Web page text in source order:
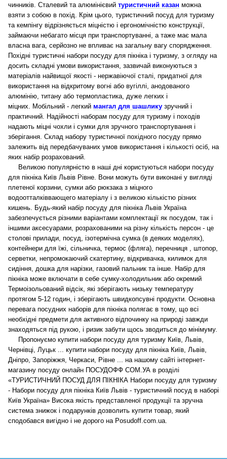
чинників. Сталевий та алюмінієвий туристичний казан можна
взяти з собою в похід. Крім цього, туристичний посуд для туризму
та кемпінгу відрізняється міцністю і ергономічністю конструкції,
займаючи небагато місця при транспортуванні, а таже має мала
власна вага, серйозно не впливає на загальну вагу спорядження.
Похідні туристичні набори посуду для пікніка і туризму, з огляду на
досить складні умови використання, зазвичай виконуються з
матеріалів найвищої якості - нержавіючої сталі, придатної для
використання на відкритому вогні або вугіллі, анодованого
алюмінію, титану або термопластика, дуже легких і
міцних. Мобільний - легкий мангал для шашлику зручний і
практичний. Надійності наборам посуду для туризму і походів
надають міцні чохли і сумки для зручного транспортування і
зберігання. Склад набору туристичної похідного посуду прямо
залежить від передбачуваних умов використання і кількості осіб, на
яких набір розрахований.
Великою популярністю в наші дні користуються набори посуду
для пікніка Київ Львів Рівне. Вони можуть бути виконані у вигляді
плетеної корзини, сумки або рюкзака з міцного
водоотталківвающего матеріалу і з великою кількістю різних
кишень. Будь-який набір посуду для пікніка Львів Україна
забезпечується різними варіантами комплектації як посудом, так і
іншими аксесуарами, розрахованими на різну кількість персон - це
столові прилади, посуд, ізотермічна сумка (в деяких моделях),
контейнери для їжі, сільничка, термос (фляга), перечниця , штопор,
серветки, непромокаючий скатертину, відкривачка, килимок для
сидіння, дошка для нарізки, газовий пальник та інше. Набір для
пікніка може включати в себе сумку-холодильник або окремий
Термоізольований відсік, які зберігають низьку температуру
протягом 5-12 годин, і зберігають швидкопсувні продукти. Основна
перевага посудних наборів для пікніка полягає в тому, що всі
необхідні предмети для активного відпочинку на природі завжди
знаходяться під рукою, і ризик забути щось зводиться до мінімуму.
Пропонуємо купити набори посуду для туризму Київ, Львів,
Чернівці, Луцьк ... купити набори посуду для пікніка Київ, Львів,
Дніпро, Запоріжжя, Черкаси, Рівне ... на нашому сайті інтернет-
магазину посуду онлайн ПОСУДОФФ СОМ.УА в розділі
«ТУРИСТИЧНИЙ ПОСУД ДЛЯ ПІКНІКА Набори посуду для туризму
- Набори посуду для пікніка Київ Львів - туристичний посуд в наборі
Київ Україна» Висока якість представленої продукції та зручна
система знижок і подарунків дозволить купити товар, який
сподобався вигідно і не дорого на Posudoff.com.ua.